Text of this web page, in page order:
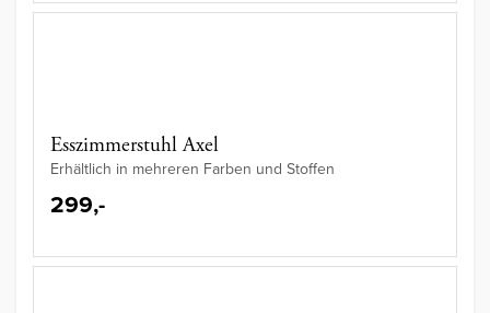
Esszimmerstuhl Axel
Erhältlich in mehreren Farben und Stoffen
299,-